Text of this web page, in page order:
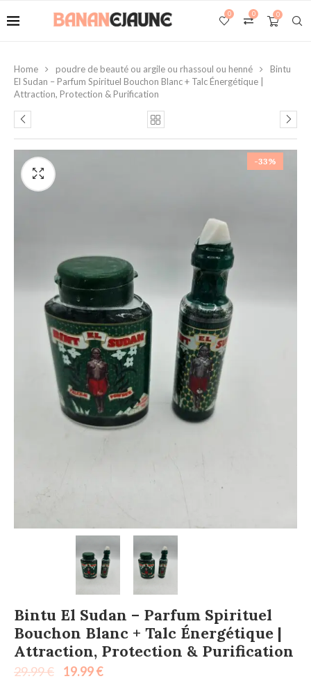
0
0
0
Home poudre de beauté ou argile ou rhassoul ou henné
Bintu
El Sudan – Parfum Spirituel Bouchon Blanc + Talc Énergétique |
Attraction, Protection & Purification
-33%
Bintu El Sudan – Parfum Spirituel
Bouchon Blanc + Talc Énergétique |
Attraction, Protection & Purification
29.99€ 19.99€